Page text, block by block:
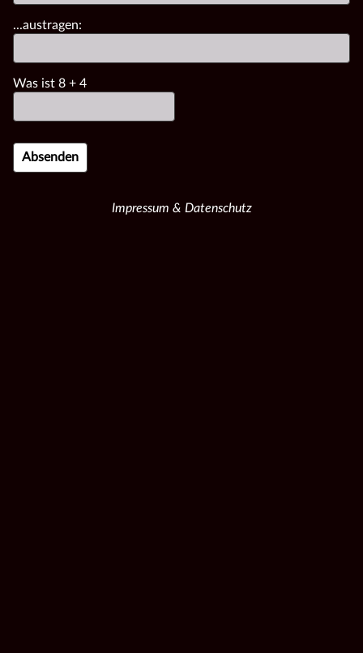
...austragen:
Was ist 8 + 4
Impressum & Datenschutz